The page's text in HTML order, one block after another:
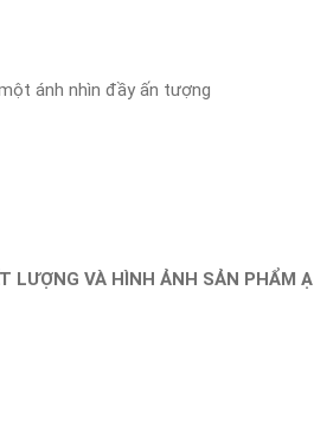
ánh nhìn đầy ấn tượng
LƯỢNG VÀ HÌNH ẢNH SẢN PHẨM Ạ